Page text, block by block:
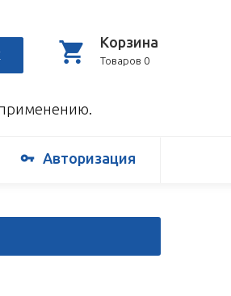
Корзина
Товаров 0
Авторизация